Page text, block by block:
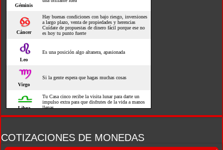
COTIZACIONES DE MONEDAS